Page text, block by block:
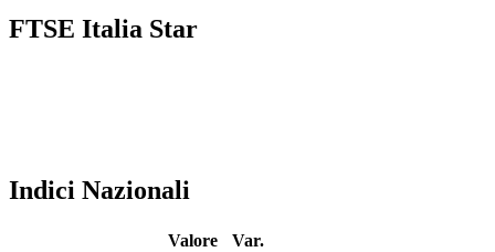
FTSE Italia Star
Indici Nazionali
Valore
Var.